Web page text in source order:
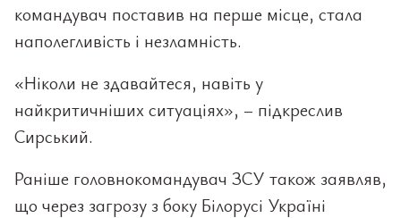
командувач поставив на перше місце, стала
наполегливість і незламність.
«Ніколи не здавайтеся, навіть у
найкритичніших ситуаціях», – підкреслив
Сирський.
Раніше головнокомандувач ЗСУ також заявляв,
що через загрозу з боку Білорусі Україні